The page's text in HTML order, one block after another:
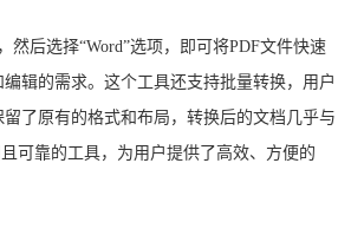
然后选择“Word”选项，即可将PDF文件快速
辑的需求。这个工具还支持批量转换，用户
了原有的格式和布局，转换后的文档几乎与
可靠的工具，为用户提供了高效、方便的